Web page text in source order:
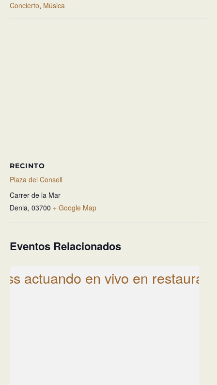
Concierto, Música
RECINTO
Plaza del Consell
Carrer de la Mar
Denia, 03700 + Google Map
Eventos Relacionados